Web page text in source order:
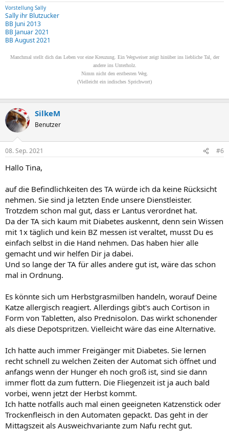
Vorstellung Sally
Sally ihr Blutzucker
BB Juni 2013
BB Januar 2021
BB August 2021
Manchmal stellt dich das Leben vor eine Kreuzung. Ein Wegweiser zeigt hinüber ins liebliche Tal, der
andere ins Unterholz.
Nimm nicht den erstbesten Weg.
(Vielleicht ein indisches Sprichwort)
SilkeM
Benutzer
08. Sep. 2021 #6
Hallo Tina,
auf die Befindlichkeiten des TA würde ich da keine Rücksicht
nehmen. Sie sind ja letzten Ende unsere Dienstleister.
Trotzdem schon mal gut, dass er Lantus verordnet hat.
Da der TA sich kaum mit Diabetes auskennt, denn sein Wissen
mit 1x täglich und kein BZ messen ist veraltet, musst Du es
einfach selbst in die Hand nehmen. Das haben hier alle
gemacht und wir helfen Dir ja dabei.
Und so lange der TA für alles andere gut ist, wäre das schon
mal in Ordnung.
Es könnte sich um Herbstgrasmilben handeln, worauf Deine
Katze allergisch reagiert. Allerdings gibt's auch Cortison in
Form von Tabletten, also Prednisolon. Das wirkt schonender
als diese Depotspritzen. Vielleicht wäre das eine Alternative.
Ich hatte auch immer Freigänger mit Diabetes. Sie lernen
recht schnell zu welchen Zeiten der Automat sich öffnet und
anfangs wenn der Hunger eh noch groß ist, sind sie dann
immer flott da zum futtern. Die Fliegenzeit ist ja auch bald
vorbei, wenn jetzt der Herbst kommt.
Ich hatte notfalls auch mal einen geeigneten Katzenstick oder
Trockenfleisch in den Automaten gepackt. Das geht in der
Mittagszeit als Ausweichvariante zum Nafu recht gut.